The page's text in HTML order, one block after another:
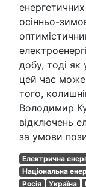
осінньо-
добу, тоді як
цей час може
того,
Володимир
відключень
за умови
Електрична
Національна
Росія
Україна